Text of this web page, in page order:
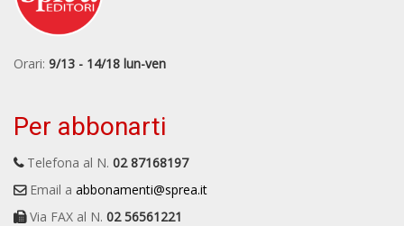
Orari: 9/13 - 14/18 lun-ven
Per abbonarti
Telefona al N. 02 87168197
Email a abbonamenti@sprea.it
Via FAX al N. 02 56561221